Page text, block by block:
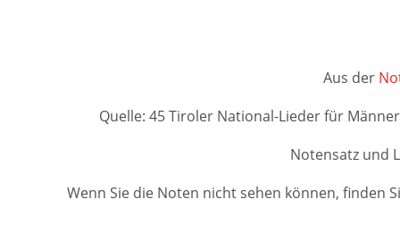
Aus der
Quelle: 45 Tiroler National-Lieder für
Notensatz und
Wenn Sie die Noten nicht sehen können, finden